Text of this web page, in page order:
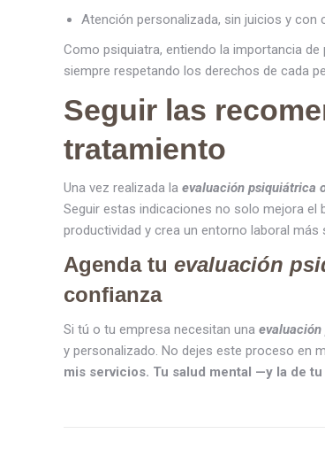
Atención personalizada, sin juicios y con
Como psiquiatra, entiendo la importancia
siempre respetando los derechos de cada
Seguir las
tratamiento
Una vez realizada la evaluación psiquiátrica
Seguir estas indicaciones no solo mejora el
productividad y crea un entorno laboral más
Agenda tu evaluación
confianza
Si tú o tu empresa necesitan una
y personalizado. No dejes este proceso en
mis servicios. Tu salud mental —y la de